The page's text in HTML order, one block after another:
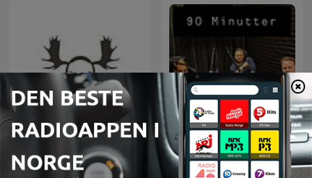
Jegerpodden 90 Minutter